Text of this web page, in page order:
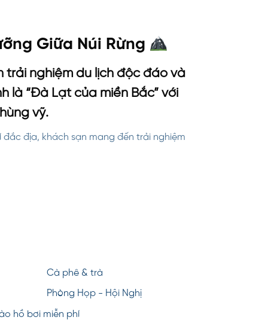
Giữa Núi Rừng
trải nghiệm du lịch độc đáo và
là “Đà Lạt của miền Bắc” với
vỹ.
địa, khách sạn mang đến trải nghiệm
Cà phê & trà
Phòng Họp - Hội Nghị
hồ bơi miễn phí